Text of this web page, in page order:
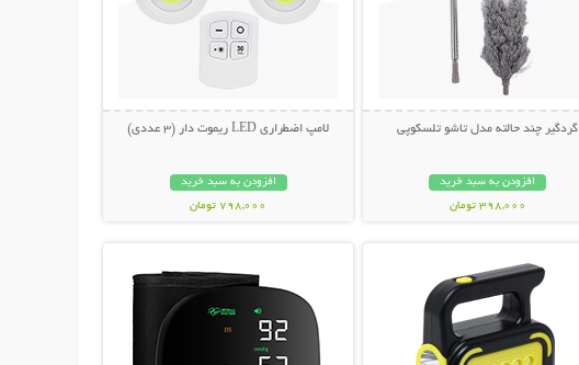
گردگیر چند حالته مدل تاشو تلسکوپی
افزودن به سبد خرید
398,000 تومان
لامپ اضطراری LED ریموت دار (3 عددی)
افزودن به سبد خرید
798,000 تومان